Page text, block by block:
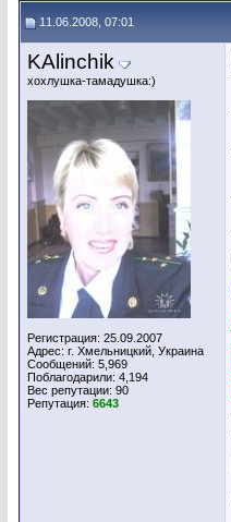
11.06.2008, 07:01
KAlinchik
хохлушка-тамадушка:)
Регистрация: 25.09.2007
Адрес: г. Хмельницкий, Украина
Сообщений: 5,969
Поблагодарили: 4,194
Вес репутации: 90
Репутация: 6643